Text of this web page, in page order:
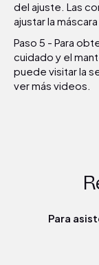
del ajuste. Las
ajustar la
Paso 5 - Para
cuidado y el
puede visitar la
ver más videos.
Para